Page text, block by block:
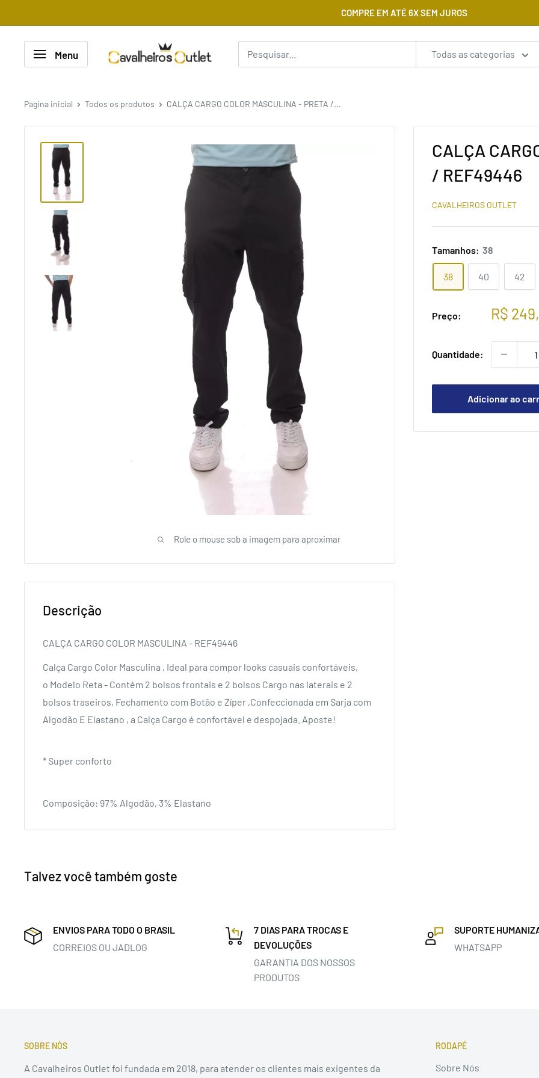
para
conteúdo
COMPRE EM ATÉ 6X SEM JUROS
Menu
Outlet
Todas as categorias
Pagina inicial Todos os produtos CALÇA CARGO COLOR MASCULINA - PRETA /...
Role o mouse sob a imagem para aproximar
CALÇA
/ REF49446
CAVALHEIROS OUTLET
Tamanhos: 38
38 40 42
Preço:
Preço
R$
Quantidade:
Adicionar ao
Descrição
CALÇA CARGO COLOR MASCULINA - REF49446
Calça Cargo Color Masculina , Ideal para compor looks casuais confortáveis,
o Modelo Reta - Contém 2 bolsos frontais e 2 bolsos Cargo nas laterais e 2
bolsos traseiros, Fechamento com Botão e Zíper ,Confeccionada em Sarja com
Algodão E Elastano , a Calça Cargo é confortável e despojada. Aposte!
* Super conforto
Composição: 97% Algodão, 3% Elastano
Talvez você também goste
ENVIOS PARA TODO O BRASIL
CORREIOS OU JADLOG
7 DIAS PARA TROCAS E
DEVOLUÇÕES
GARANTIA DOS NOSSOS
PRODUTOS
SUPORTE
WHATSAPP
SOBRE NÓS
A Cavalheiros Outlet foi fundada em 2018, para atender os clientes mais exigentes da
RODAPÉ
Sobre Nós